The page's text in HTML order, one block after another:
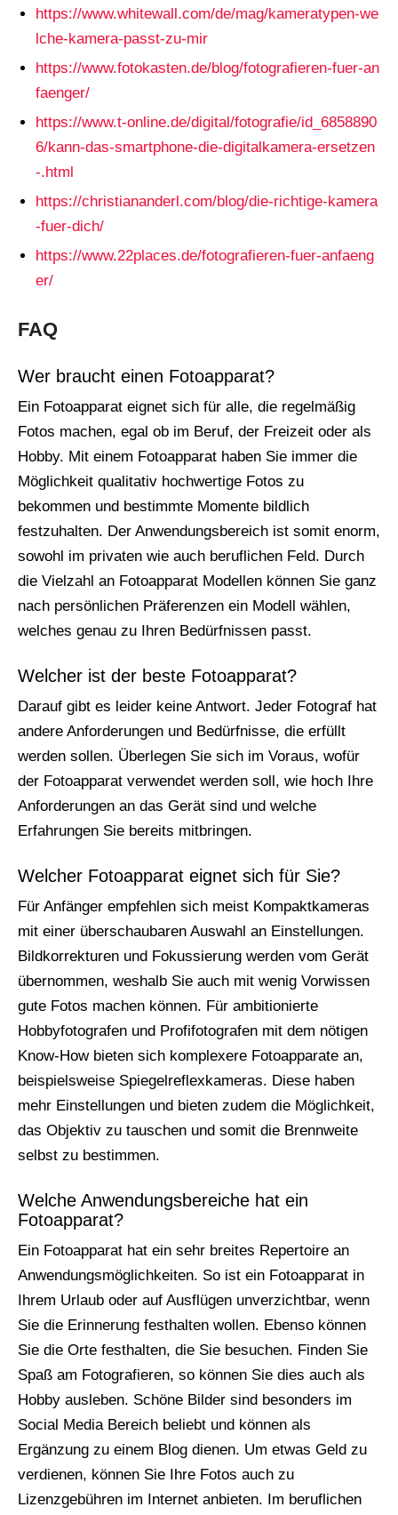
https://www.whitewall.com/de/mag/kameratypen-we
lche-kamera-passt-zu-mir
https://www.fotokasten.de/blog/fotografieren-fuer-an
faenger/
https://www.t-online.de/digital/fotografie/id_6858890
6/kann-das-smartphone-die-digitalkamera-ersetzen
-.html
https://christiananderl.com/blog/die-richtige-kamera
-fuer-dich/
https://www.22places.de/fotografieren-fuer-anfaeng
er/
FAQ
Wer braucht einen Fotoapparat?
Ein Fotoapparat eignet sich für alle, die regelmäßig
Fotos machen, egal ob im Beruf, der Freizeit oder als
Hobby. Mit einem Fotoapparat haben Sie immer die
Möglichkeit qualitativ hochwertige Fotos zu
bekommen und bestimmte Momente bildlich
festzuhalten. Der Anwendungsbereich ist somit enorm,
sowohl im privaten wie auch beruflichen Feld. Durch
die Vielzahl an Fotoapparat Modellen können Sie ganz
nach persönlichen Präferenzen ein Modell wählen,
welches genau zu Ihren Bedürfnissen passt.
Welcher ist der beste Fotoapparat?
Darauf gibt es leider keine Antwort. Jeder Fotograf hat
andere Anforderungen und Bedürfnisse, die erfüllt
werden sollen. Überlegen Sie sich im Voraus, wofür
der Fotoapparat verwendet werden soll, wie hoch Ihre
Anforderungen an das Gerät sind und welche
Erfahrungen Sie bereits mitbringen.
Welcher Fotoapparat eignet sich für Sie?
Für Anfänger empfehlen sich meist Kompaktkameras
mit einer überschaubaren Auswahl an Einstellungen.
Bildkorrekturen und Fokussierung werden vom Gerät
übernommen, weshalb Sie auch mit wenig Vorwissen
gute Fotos machen können. Für ambitionierte
Hobbyfotografen und Profifotografen mit dem nötigen
Know-How bieten sich komplexere Fotoapparate an,
beispielsweise Spiegelreflexkameras. Diese haben
mehr Einstellungen und bieten zudem die Möglichkeit,
das Objektiv zu tauschen und somit die Brennweite
selbst zu bestimmen.
Welche Anwendungsbereiche hat ein
Fotoapparat?
Ein Fotoapparat hat ein sehr breites Repertoire an
Anwendungsmöglichkeiten. So ist ein Fotoapparat in
Ihrem Urlaub oder auf Ausflügen unverzichtbar, wenn
Sie die Erinnerung festhalten wollen. Ebenso können
Sie die Orte festhalten, die Sie besuchen. Finden Sie
Spaß am Fotografieren, so können Sie dies auch als
Hobby ausleben. Schöne Bilder sind besonders im
Social Media Bereich beliebt und können als
Ergänzung zu einem Blog dienen. Um etwas Geld zu
verdienen, können Sie Ihre Fotos auch zu
Lizenzgebühren im Internet anbieten. Im beruflichen